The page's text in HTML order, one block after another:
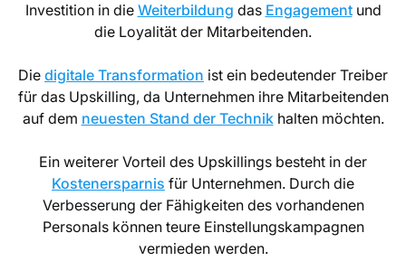
Investition in die Weiterbildung das Engagementund
die Loyalität der Mitarbeitenden.
Die digitale Transformation ist ein bedeutender Treiber
für das Upskilling, da Unternehmen ihre Mitarbeitenden
auf dem neuesten Stand der Technikhalten möchten.
Ein weiterer Vorteil des Upskillings besteht in der
Kostenersparnis für Unternehmen. Durch die
Verbesserung der Fähigkeiten des vorhandenen
Personals können teure Einstellungskampagnen
vermieden werden.